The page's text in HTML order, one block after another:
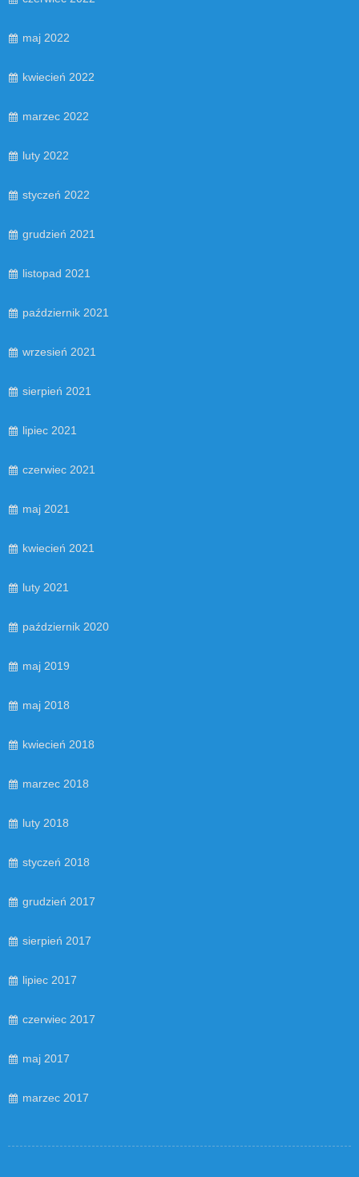
maj 2022
kwiecień 2022
marzec 2022
luty 2022
styczeń 2022
grudzień 2021
listopad 2021
październik 2021
wrzesień 2021
sierpień 2021
lipiec 2021
czerwiec 2021
maj 2021
kwiecień 2021
luty 2021
październik 2020
maj 2019
maj 2018
kwiecień 2018
marzec 2018
luty 2018
styczeń 2018
grudzień 2017
sierpień 2017
lipiec 2017
czerwiec 2017
maj 2017
marzec 2017